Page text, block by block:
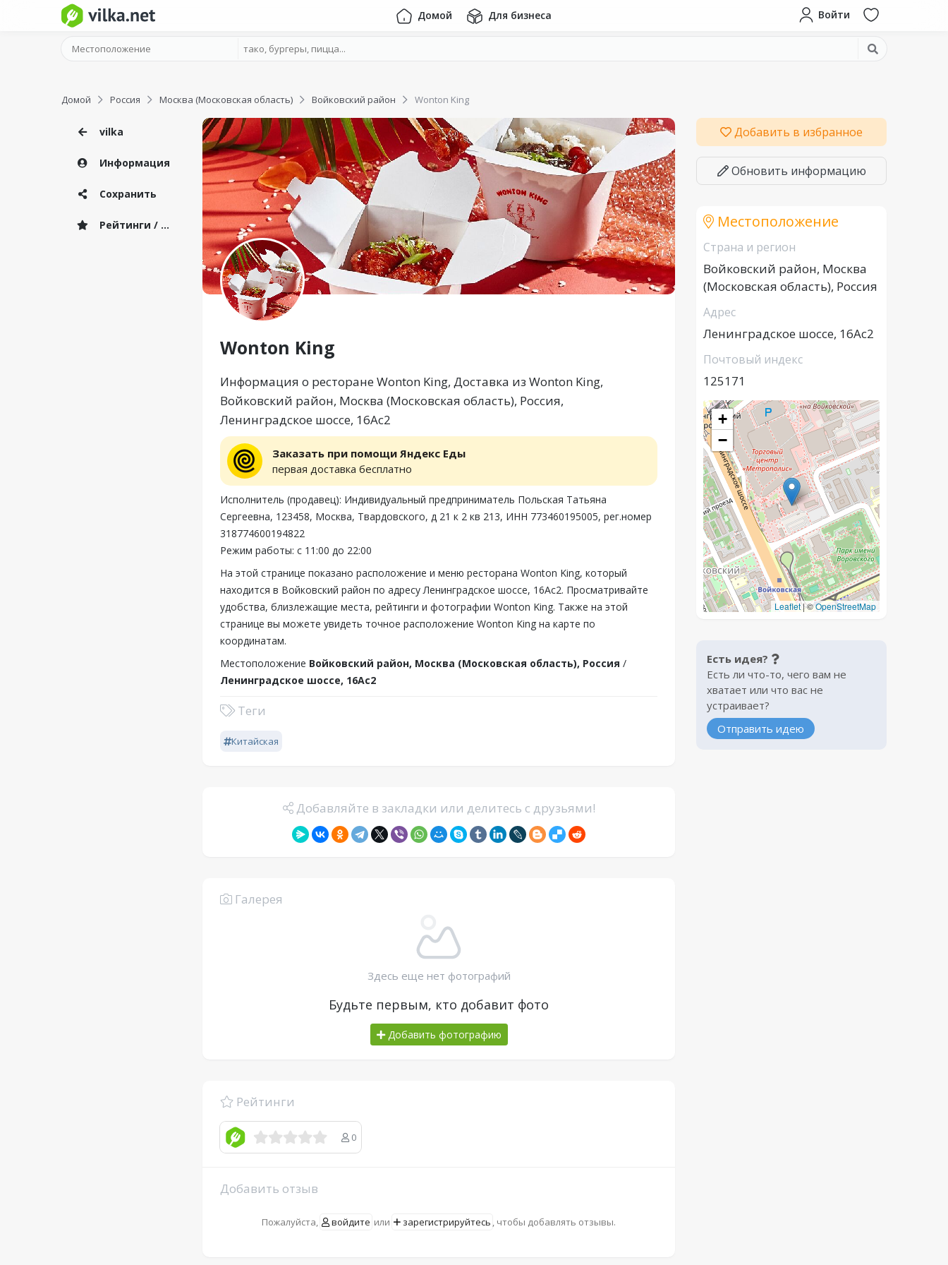
Домой Для бизнеса Войти
Домой Россия Москва (Московская область) Войковский район Wonton King
vilka
Информация
Сохранить
Рейтинги / Отзывы
Wonton King
Информация о ресторане Wonton King, Доставка из Wonton King,
Войковский район, Москва (Московская область), Россия,
Ленинградское шоссе, 16Ас2
Заказать при помощи Яндекс Еды
первая доставка бесплатно
Исполнитель (продавец): Индивидуальный предприниматель Польская Татьяна
Сергеевна, 123458, Москва, Твардовского, д 21 к 2 кв 213, ИНН 773460195005, рег.номер
318774600194822
Режим работы: с 11:00 до 22:00
На этой странице показано расположение и меню ресторана Wonton King, который
находится в Войковский район по адресу Ленинградское шоссе, 16Ас2. Просматривайте
удобства, близлежащие места, рейтинги и фотографии Wonton King. Также на этой
странице вы можете увидеть точное расположение Wonton King на карте по
координатам.
Местоположение Войковский район, Москва (Московская область), Россия /
Ленинградское шоссе, 16Ас2
Теги
Китайская
Добавляйте в закладки или делитесь с друзьями!
Галерея
Здесь еще нет фотографий
Будьте первым, кто добавит фото
Добавить фотографию
Рейтинги
0
Добавить отзыв
Пожалуйста, войдите или зарегистрируйтесь , чтобы добавлять отзывы.
Добавить в избранное
Обновить информацию
Местоположение
Страна и регион
Войковский район, Москва
(Московская область), Россия
Адрес
Ленинградское шоссе, 16Ас2
Почтовый индекс
125171
+
−
Leaflet|©OpenStreetMap
Есть идея?
Есть ли что-то, чего вам не
хватает или что вас не
устраивает?
Отправить идею